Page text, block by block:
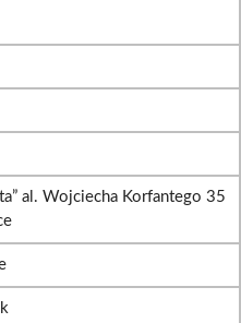
al. Wojciecha Korfantego 35